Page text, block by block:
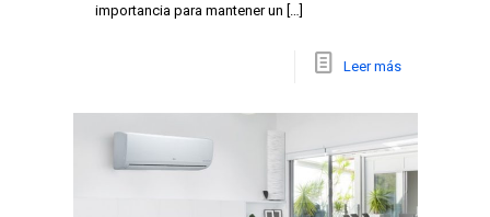
importancia para mantener un […]
Leer más